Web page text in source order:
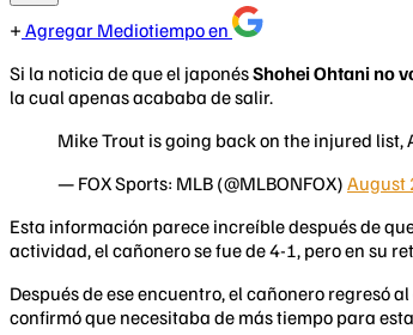
Agregar Mediotiempo en
Si la noticia de que el japonésShohei Ohtani no
la cual apenas acababa de salir.
Mike Trout is going back on the injured
— FOX Sports: MLB (@MLBONFOX) August
Esta información parece increíble después de
actividad, el cañonero se fue de 4-1, pero en su
Después de ese encuentro, el cañonero regresó
confirmó que necesitaba de más tiempo para